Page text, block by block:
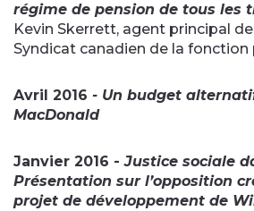
régime de pension de tous les
Kevin Skerrett, agent principal
Syndicat canadien de la fonction
Avril 2016 - Un budget
MacDonald
Janvier 2016 -Justice sociale
Présentation sur l’opposition
projet de développement de